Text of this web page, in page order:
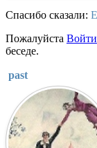
Спасибо сказали:
Пожалуйста Войти
беседе.
past